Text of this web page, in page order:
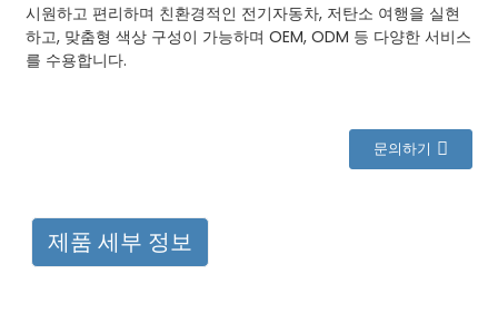
시원하고 편리하며 친환경적인 전기자동차, 저탄소 여행을 실현
하고, 맞춤형 색상 구성이 가능하며 OEM, ODM 등 다양한 서비스
를 수용합니다.
문의하기
제품 세부 정보